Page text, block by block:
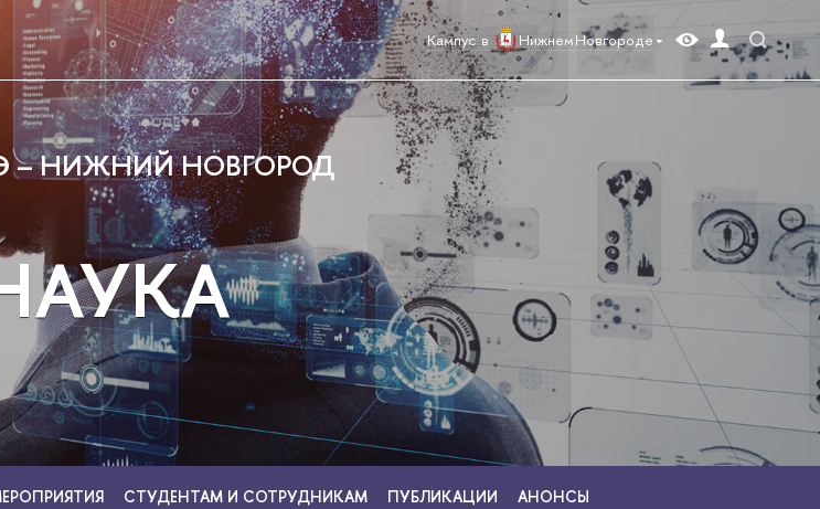
Кампус в Нижнем Новгороде
– НИЖНИЙ НОВГОРОД
СТУДЕНТАМ И СОТРУДНИКАМ ПУБЛИКАЦИИ АНОНСЫ